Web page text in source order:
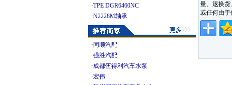
·TPE DGR6460NC
·N2228M轴承
· 同顺汽配
·强胜汽配
·成都伍得利汽车水泵
·宏伟
量、退换货
或任何由